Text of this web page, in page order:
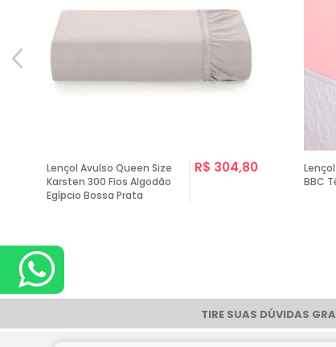
Lençol Avulso Queen Size
Karsten 300 Fios Algodão
Egípcio Bossa Prata
R$ 304,80
BBC
TIRE SUAS DÚVIDAS